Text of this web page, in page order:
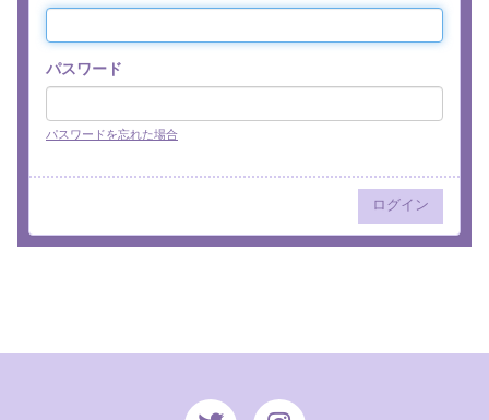
パスワード
パスワードを忘れた場合